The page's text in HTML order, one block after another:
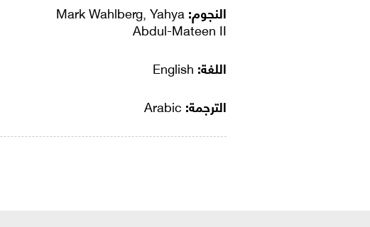
النجوم:Mark Wahlberg, Yahya
Abdul-Mateen II
اللغة:
الترجمة: